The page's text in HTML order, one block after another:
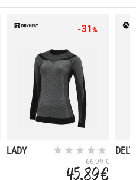
-31%
LADY
66,99 €
45,89 €